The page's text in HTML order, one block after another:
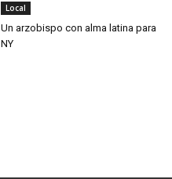
Local
Un arzobispo con alma latina para
NY